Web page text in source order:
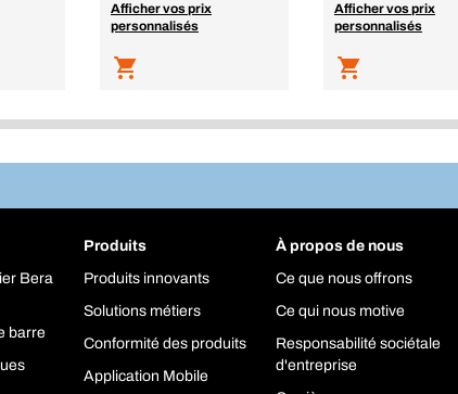
Afficher vos prix
personnalisés
Afficher vos prix
personnalisés
Bera
barre
Produits
Produits innovants
Solutions métiers
Conformité des produits
Application Mobile
À propos de nous
Ce que nous offrons
Ce qui nous motive
Responsabilité sociétale
d'entreprise